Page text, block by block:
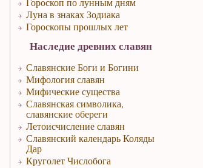
Луна в знаках Зодиака
Гороскопы прошлых лет
Наследие древних славян
Славянские Боги и Богини
Мифология славян
Мифические существа
Славянская символика,
славянские обереги
Летоисчисление славян
Славянский календарь Коляды
Дар
Круголет Числобога